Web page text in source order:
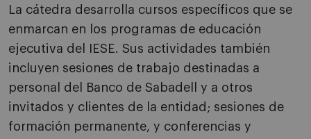
La cátedra desarrolla cursos específicos que se
enmarcan en los programas de educación
ejecutiva del IESE. Sus actividades también
incluyen sesiones de trabajo destinadas a
personal del Banco de Sabadell y a otros
invitados y clientes de la entidad; sesiones de
formación permanente, y conferencias y